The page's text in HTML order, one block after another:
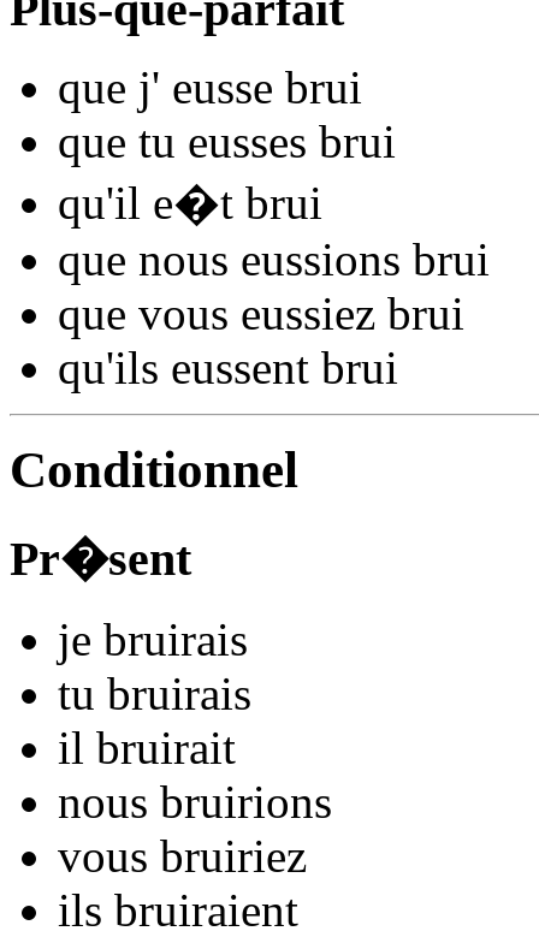
que j' eusse brui
que tu eusses brui
qu'il e�t brui
que nous eussions brui
que vous eussiez brui
qu'ils eussent brui
Conditionnel
Pr�sent
je bruirais
tu bruirais
il bruirait
nous bruirions
vous bruiriez
ils bruiraient